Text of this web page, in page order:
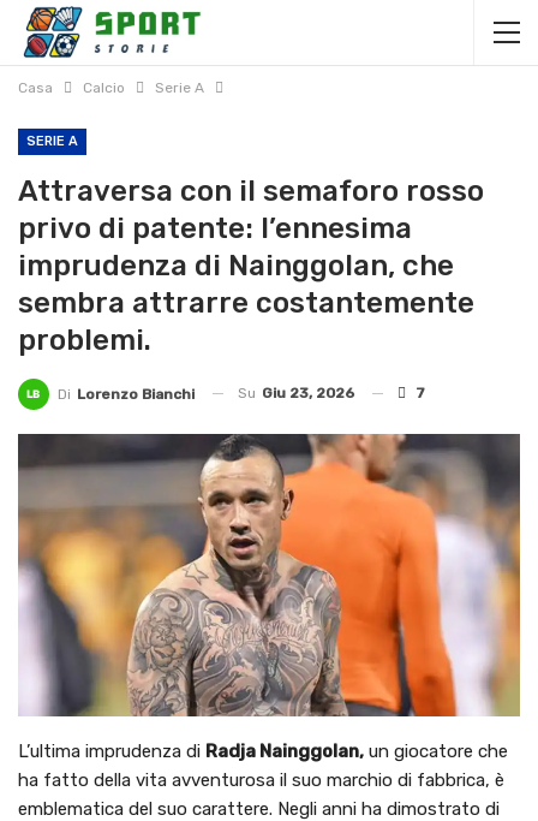
Casa Calcio Serie A
SERIE A
Attraversa con il semaforo rosso
privo di patente: l’ennesima
imprudenza di Nainggolan, che
sembra attrarre costantemente
problemi.
Di Lorenzo Bianchi Su Giu 23, 2026 7
L’ultima imprudenza di Radja Nainggolan, un giocatore che
ha fatto della vita avventurosa il suo marchio di fabbrica, è
emblematica del suo carattere. Negli anni ha dimostrato di